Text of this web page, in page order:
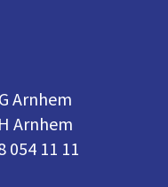
Arnhem
Arnhem
054 11 11